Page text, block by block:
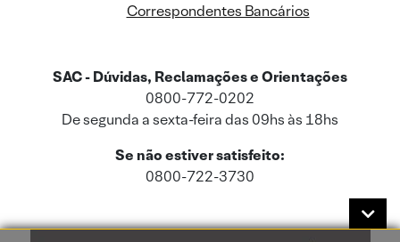
Correspondentes Bancários
SAC - Dúvidas, Reclamações e Orientações
0800-772-0202
De segunda a sexta-feira das 09hs às 18hs
Se não estiver satisfeito:
0800-722-3730